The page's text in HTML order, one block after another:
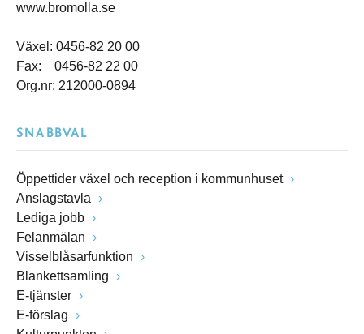
www.bromolla.se
Växel: 0456-82 20 00
Fax: 0456-82 22 00
Org.nr: 212000-0894
SNABBVAL
Öppettider växel och reception i kommunhuset
Anslagstavla
Lediga jobb
Felanmälan
Visselblåsarfunktion
Blankettsamling
E-tjänster
E-förslag